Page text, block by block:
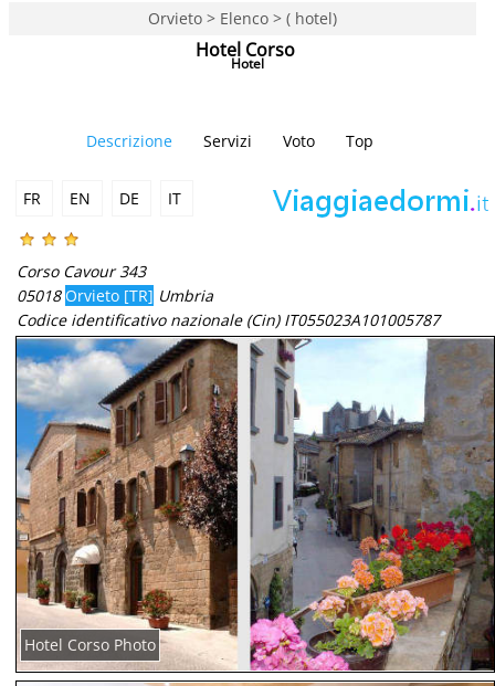
Orvieto > Elenco > ( hotel)
Hotel Corso
Hotel
Descrizione Servizi Voto Top
FR EN DE IT
Corso Cavour 343
05018Orvieto [TR] Umbria
Codice identificativo nazionale (Cin) IT055023A101005787
Hotel Corso Photo